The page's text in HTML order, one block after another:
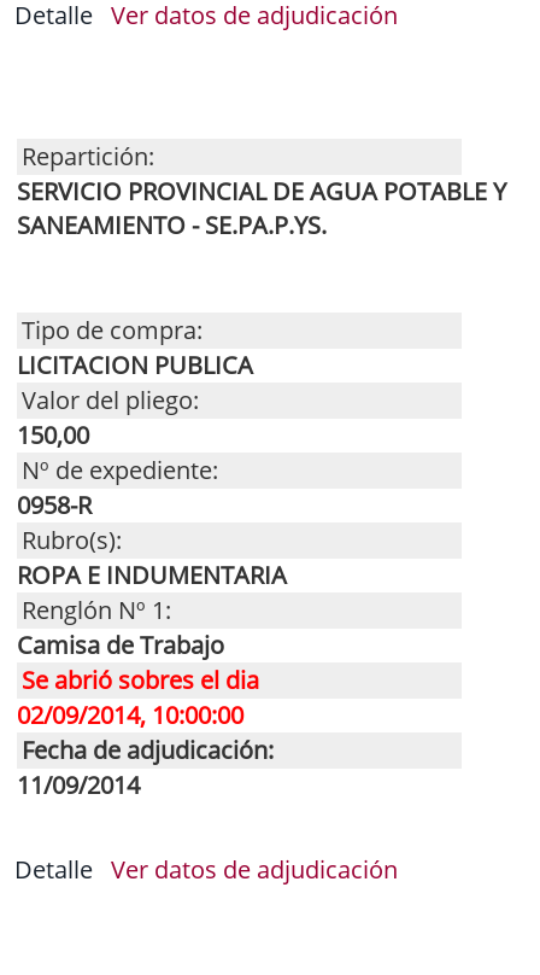
Ver datos de adjudicación
Detalle
Repartición:
SERVICIO PROVINCIAL DE AGUA POTABLE Y
SANEAMIENTO - SE.PA.P.YS.
Tipo de compra:
LICITACION PUBLICA
Valor del pliego:
150,00
Nº de expediente:
0958-R
Rubro(s):
ROPA E INDUMENTARIA
Renglón Nº 1:
Camisa de Trabajo
Se abrió sobres el dia
02/09/2014, 10:00:00
Fecha de adjudicación:
11/09/2014
Ver datos de adjudicación
Detalle